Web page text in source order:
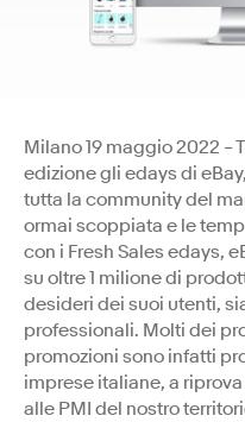
Milano 19 maggio 2022 –
edizione gli edays di
tutta la community del
ormai scoppiata e le
con i Fresh Sales edays,
su oltre 1 milione di
desideri dei suoi utenti,
professionali. Molti dei
promozioni sono infatti
imprese italiane, a
alle PMI del nostro